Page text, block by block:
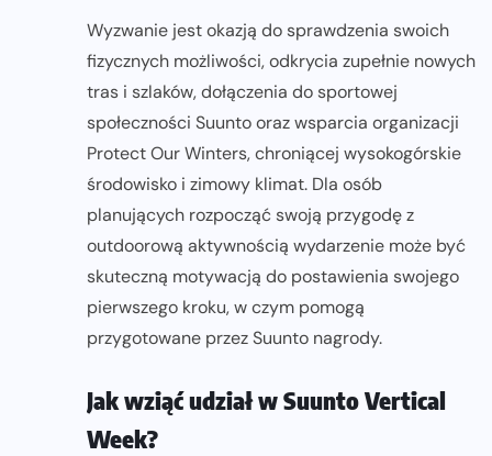
Wyzwanie jest okazją do sprawdzenia swoich
fizycznych możliwości, odkrycia zupełnie nowych
tras i szlaków, dołączenia do sportowej
społeczności Suunto oraz wsparcia organizacji
Protect Our Winters, chroniącej wysokogórskie
środowisko i zimowy klimat. Dla osób
planujących rozpocząć swoją przygodę z
outdoorową aktywnością wydarzenie może być
skuteczną motywacją do postawienia swojego
pierwszego kroku, w czym pomogą
przygotowane przez Suunto nagrody.
Jak wziąć udział w Suunto Vertical
Week?